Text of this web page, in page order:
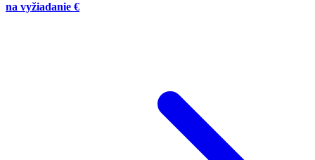
na vyžiadanie €